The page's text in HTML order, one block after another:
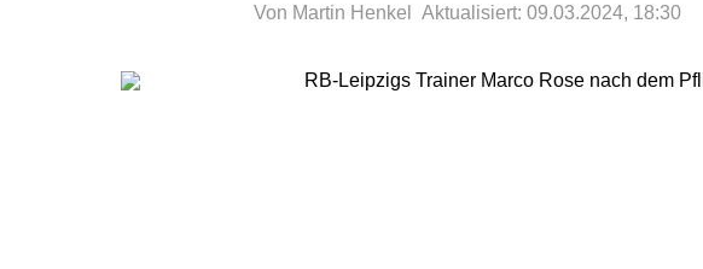
Von Martin Henkel Aktualisiert: 09.03.2024, 18:30